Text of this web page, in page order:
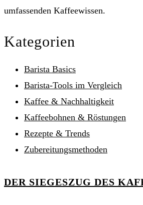
umfassenden Kaffeewissen.
Kategorien
Barista Basics
Barista-Tools im Vergleich
Kaffee & Nachhaltigkeit
Kaffeebohnen & Röstungen
Rezepte & Trends
Zubereitungsmethoden
DER SIEGESZUG DES